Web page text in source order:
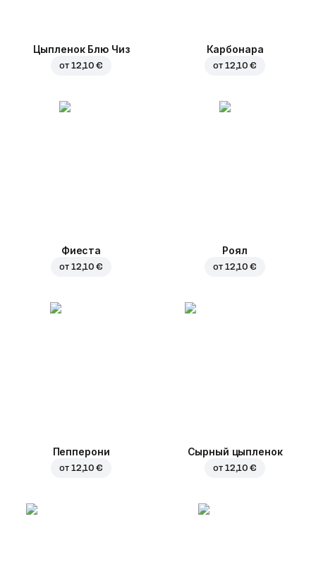
Цыпленок Блю Чиз
от 12,10 €
Карбонара
от 12,10 €
Фиеста
от 12,10 €
Роял
от 12,10 €
Пепперони
от 12,10 €
Сырный цыпленок
от 12,10 €